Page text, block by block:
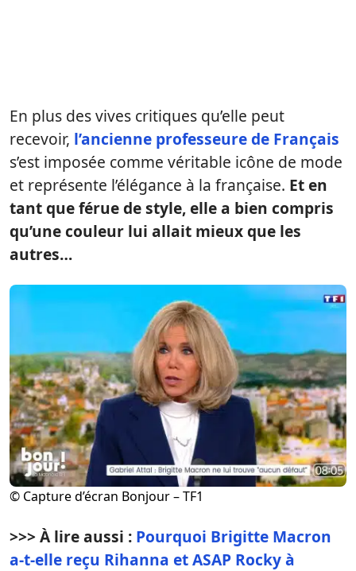
En plus des vives critiques qu’elle peut
recevoir, l’ancienne professeure de Français
s’est imposée comme véritable icône de mode
et représente l’élégance à la française. Et en
tant que férue de style, elle a bien compris
qu’une couleur lui allait mieux que les
autres…
© Capture d’écran Bonjour – TF1
>>> À lire aussi : Pourquoi Brigitte Macron
a-t-elle reçu Rihanna et ASAP Rocky à